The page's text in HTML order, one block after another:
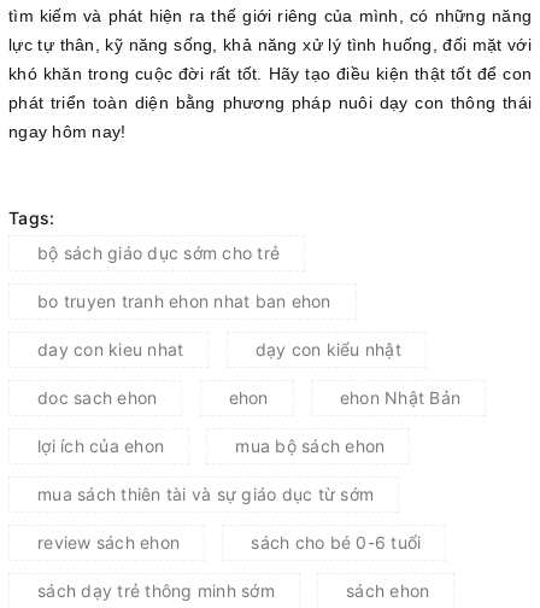
tìm kiếm và phát hiện ra thế giới riêng của mình, có những năng
lực tự thân, kỹ năng sống, khả năng xử lý tình huống, đối mặt với
khó khăn trong cuộc đời rất tốt. Hãy tạo điều kiện thật tốt để con
phát triển toàn diện bằng phương pháp nuôi dạy con thông thái
ngay hôm nay!
Tags:
bộ sách giáo dục sớm cho trẻ
bo truyen tranh ehon nhat ban ehon
day con kieu nhat dạy con kiểu nhật
doc sach ehon ehon ehon Nhật Bản
lợi ích của ehon mua bộ sách ehon
mua sách thiên tài và sự giáo dục từ sớm
review sách ehon sách cho bé 0-6 tuổi
sách dạy trẻ thông minh sớm sách ehon